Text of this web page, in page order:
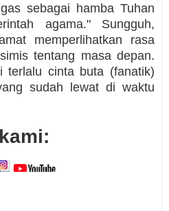
sebagai hamba Tuhan
agama." Sungguh,
memperlihatkan rasa
tentang masa depan.
terlalu cinta buta (fanatik)
sudah lewat di waktu